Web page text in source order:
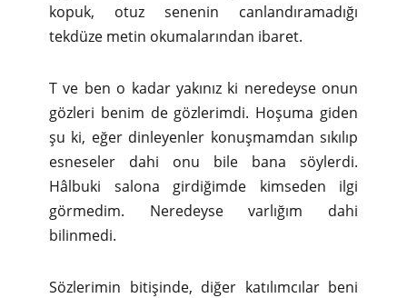
kopuk, otuz senenin canlandıramadığı
tekdüze metin okumalarından ibaret.
T ve ben o kadar yakınız ki neredeyse onun
gözleri benim de gözlerimdi. Hoşuma giden
şu ki, eğer dinleyenler konuşmamdan sıkılıp
esneseler dahi onu bile bana söylerdi.
Hâlbuki salona girdiğimde kimseden ilgi
görmedim. Neredeyse varlığım dahi
bilinmedi.
Sözlerimin bitişinde, diğer katılımcılar beni